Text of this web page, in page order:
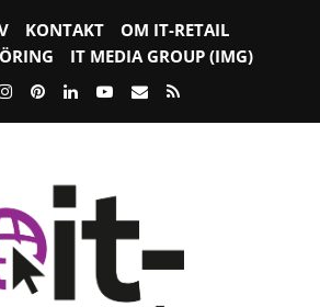
KONTAKT
OM IT-RETAIL
IT MEDIA GROUP (IMG)